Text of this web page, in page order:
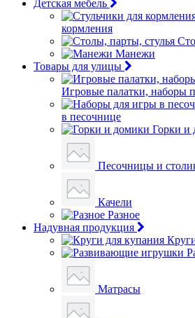
Детская мебель
кормления
Манежи
Товары для улицы
Игровые палатки, наборы
в песочнице
Горки и
Песочницы и
Качели
Разное
Надувная продукция
Матрасы